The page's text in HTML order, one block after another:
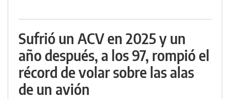
Sufrió un ACV en 2025 y un
año después, a los 97, rompió el
récord de volar sobre las alas
de un avión